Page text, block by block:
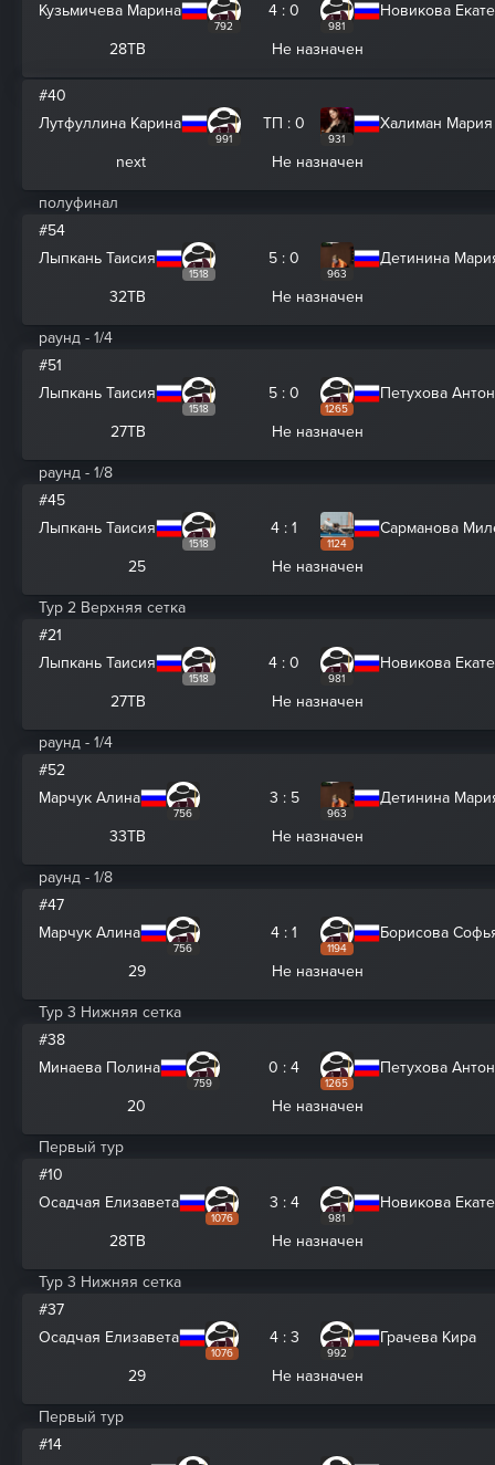
Кузьмичева Марина
792
4 : 0
981
Новикова
28ТВ Не назначен
#40
Лутфуллина Карина
991
ТП : 0
931
Халиман Мария
next Не назначен
полуфинал
#54
Лыпкань Таисия
1518
5 : 0
963
Детинина
32ТВ Не назначен
раунд - 1/4
#51
Лыпкань Таисия
1518
5 : 0
1265
Петухова
27ТВ Не назначен
раунд - 1/8
#45
Лыпкань Таисия
1518
4 : 1
1124
Сарманова
25 Не назначен
Тур 2 Верхняя сетка
#21
Лыпкань Таисия
1518
4 : 0
981
Новикова
27ТВ Не назначен
раунд - 1/4
#52
Марчук Алина
756
3 : 5
963
Детинина
33ТВ Не назначен
раунд - 1/8
#47
Марчук Алина
756
4 : 1
1194
Борисова
29 Не назначен
Тур 3 Нижняя сетка
#38
Минаева Полина
759
0 : 4
1265
Петухова
20 Не назначен
Первый тур
#10
Осадчая Елизавета
1076
3 : 4
981
Новикова
28ТВ Не назначен
Тур 3 Нижняя сетка
#37
Осадчая Елизавета
1076
4 : 3
992
Грачева Кира
29 Не назначен
Первый тур
#14